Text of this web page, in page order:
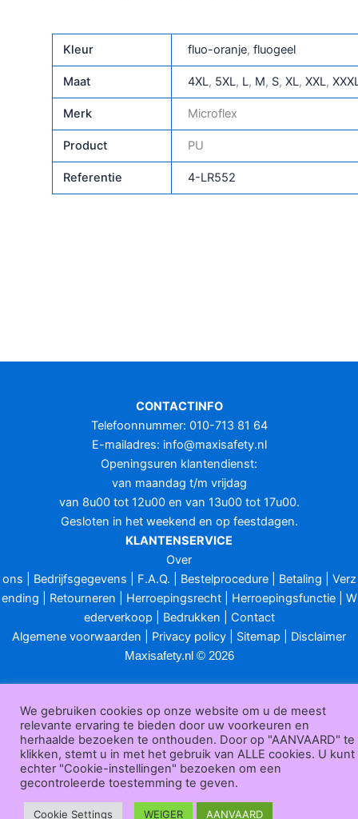
Kleur fluo-oranje, fluogeel
Maat 4XL, 5XL, L, M, S, XL, XXL,
Merk Microflex
Product PU
Referentie 4-LR552
CONTACTINFO
Telefoonnummer: 010-713 81 64
E-mailadres: info@maxisafety.nl
Openingsuren klantendienst:
van maandag t/m vrijdag
van 8u00 tot 12u00 en van 13u00 tot 17u00.
Gesloten in het weekend en op feestdagen.
KLANTENSERVICE
Over
ons
Bedrijfsgegevens F.A.Q. Bestelprocedure| Betaling
Verz
ending
Retourneren Herroepingsrecht| Herroepingsfunctie| W
ederverkoop
Bedrukken
Contact
Algemene voorwaarden
Privacy policy Sitemap Disclaimer
Maxisafety.nl © 2026
We gebruiken cookies op onze website om u de meest
relevante ervaring te bieden door uw voorkeuren en
herhaalde bezoeken te onthouden. Door op "AANVAARD" te
klikken, stemt u in met het gebruik van ALLE cookies. U kunt
echter "Cookie-instellingen" bezoeken om een
gecontroleerde toestemming te geven.
Cookie Settings WEIGER AANVAARD